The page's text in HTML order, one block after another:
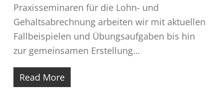
Praxisseminaren für die Lohn- und
Gehaltsabrechnung arbeiten wir mit aktuellen
Fallbeispielen und Übungsaufgaben bis hin
zur gemeinsamen Erstellung…
Read More